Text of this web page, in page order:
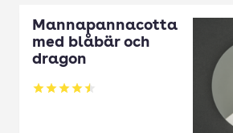
Mannapannacotta
med blåbär och
dragon
Betyg: 4.5 av 5